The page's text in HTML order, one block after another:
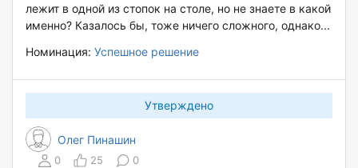
лежит в одной из стопок на столе, но не знаете в какой
именно? Казалось бы, тоже ничего сложного, однако...
Номинация: Успешное решение
Олег Пинашин
Утверждено
0 25 0